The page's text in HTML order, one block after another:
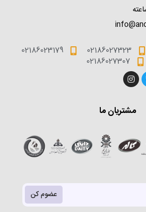
02186027323
02186023179
02186027307
مشتریان ما
عضوم کن